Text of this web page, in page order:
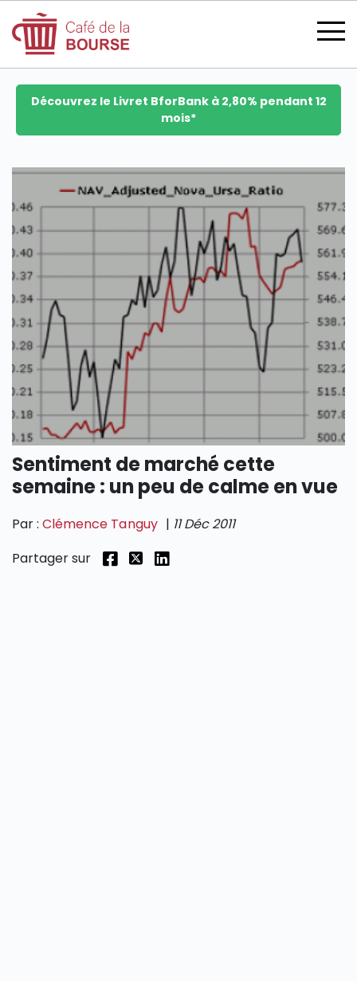
se connecter
devenir membre
CATÉGORIES
SECTIONS
Découvrez le Livret BforBank à 2,80% pendant 12
mois*
Sentiment de marché cette
semaine : un peu de calme en vue
Par :Clémence Tanguy | 11 Déc 2011
Partager sur